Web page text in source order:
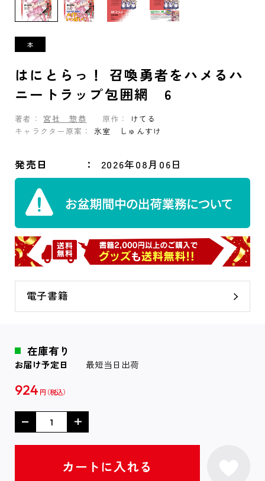
はにとらっ！ 召喚勇者をハメるハ
ニートラップ包囲網 6
著者： 宮社 惣恭 原作：
けてる
キャラクター原案：
氷室 しゅんすけ
発売日 2026年08月06日
電子書籍
在庫有り
お届け予定日 最短当日出荷
924 円